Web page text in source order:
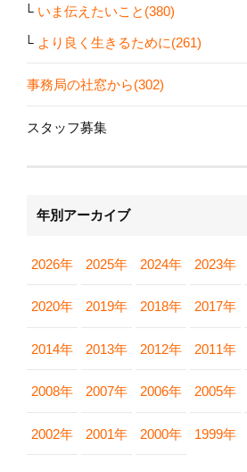
いま伝えたいこと(380)
より良く生きるために(261)
事務局の社窓から(302)
スタッフ募集
年別アーカイブ
2026年 2025年 2024年 2023年
2020年 2019年 2018年 2017年
2014年 2013年 2012年 2011年
2008年 2007年 2006年 2005年
2002年 2001年 2000年 1999年